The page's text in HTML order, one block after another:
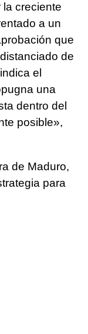
creciente
a un
que
de
el
una
dentro del
posible»,
de Maduro,
para